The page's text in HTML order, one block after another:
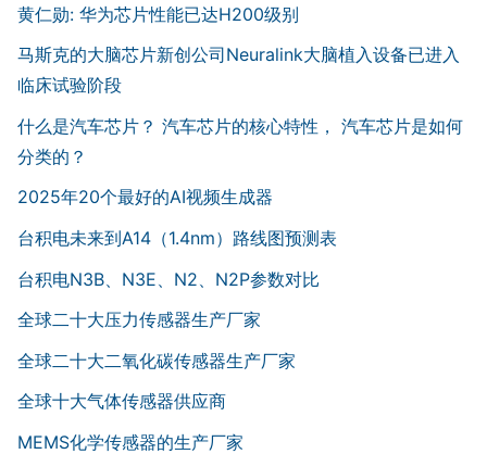
黄仁勋: 华为芯片性能已达H200级别
马斯克的大脑芯片新创公司Neuralink大脑植入设备已进入
临床试验阶段
什么是汽车芯片？ 汽车芯片的核心特性， 汽车芯片是如何
分类的？
2025年20个最好的AI视频生成器
台积电未来到A14（1.4nm）路线图预测表
台积电N3B、N3E、N2、N2P参数对比
全球二十大压力传感器生产厂家
全球二十大二氧化碳传感器生产厂家
全球十大气体传感器供应商
MEMS化学传感器的生产厂家